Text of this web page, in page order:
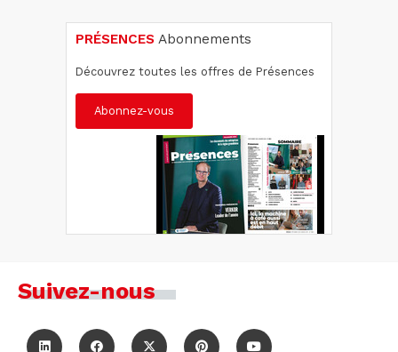
PRÉSENCES Abonnements
Découvrez toutes les offres de Présences
Abonnez-vous
Suivez-nous